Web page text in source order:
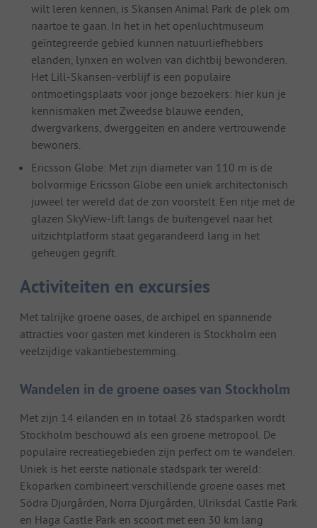
wilt leren kennen, is Skansen Animal Park de plek om
naartoe te gaan. In het in het openluchtmuseum
geïntegreerde gebied kunnen natuurliefhebbers
elanden, lynxen en wolven van dichtbij bewonderen.
Het Lill-Skansen-verblijf is een populaire
ontmoetingsplaats voor jonge bezoekers: hier kun je
kennismaken met Zweedse blauwe eenden,
dwergvarkens, dwerggeiten en andere vertrouwende
bewoners.
Ericsson Globe: Met zijn diameter van 110 m is de
bolvormige Ericsson Globe een uniek architectonisch
juweel ter wereld dat de zon voorstelt. Een ritje met de
glazen SkyView-lift langs de buitengevel naar het
uitzichtplatform staat gegarandeerd lang in het
geheugen gegrift.
Activiteiten en excursies
Met talrijke groene oases, de archipel en spannende
attracties voor gasten met kinderen is Stockholm een
veelzijdige vakantiebestemming.
Wandelen in de groene oases van Stockholm
Met zijn 14 eilanden en in totaal 26 stadsparken wordt
Stockholm beschouwd als een groene metropool. De
populaire recreatiegebieden zijn perfect om te wandelen.
Uniek is het eerste nationale stadspark ter wereld:
Ekoparken combineert verschillende groene oases met
Södra Djurgården, Norra Djurgården, Ulriksdal Castle Park
en Haga Castle Park en scoort met een 30 km lang